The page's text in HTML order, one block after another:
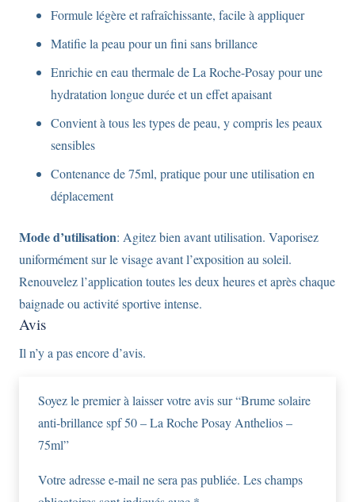
Formule légère et rafraîchissante, facile à appliquer
Matifie la peau pour un fini sans brillance
Enrichie en eau thermale de La Roche-Posay pour une
hydratation longue durée et un effet apaisant
Convient à tous les types de peau, y compris les peaux
sensibles
Contenance de 75ml, pratique pour une utilisation en
déplacement
Mode d’utilisation: Agitez bien avant utilisation. Vaporisez
uniformément sur le visage avant l’exposition au soleil.
Renouvelez l’application toutes les deux heures et après chaque
baignade ou activité sportive intense.
Avis
Il n’y a pas encore d’avis.
Soyez le premier à laisser votre avis sur “Brume solaire
anti-brillance spf 50 – La Roche Posay Anthelios –
75ml”
Votre adresse e-mail ne sera pas publiée. Les champs